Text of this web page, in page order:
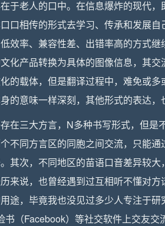
于老人的口中。在信息爆炸的现代
口相传的形式去学习、传承和发展
效率、兼容性差、出错率高的方式
化产品转换为具体的图像信息，其
的载体，但是翻译过程中，难免或
的意味一样深刻，其他形式的表达，
在三大方言，N多种书写形式，但
不同方言区的同胞之间交流，只能
其次，不同地区的苗语口音差异较
来说，也曾经遇到过互相听不懂对方
途，毕竟我也没见过多少人专注于
书（Facebook）等社交软件上交友